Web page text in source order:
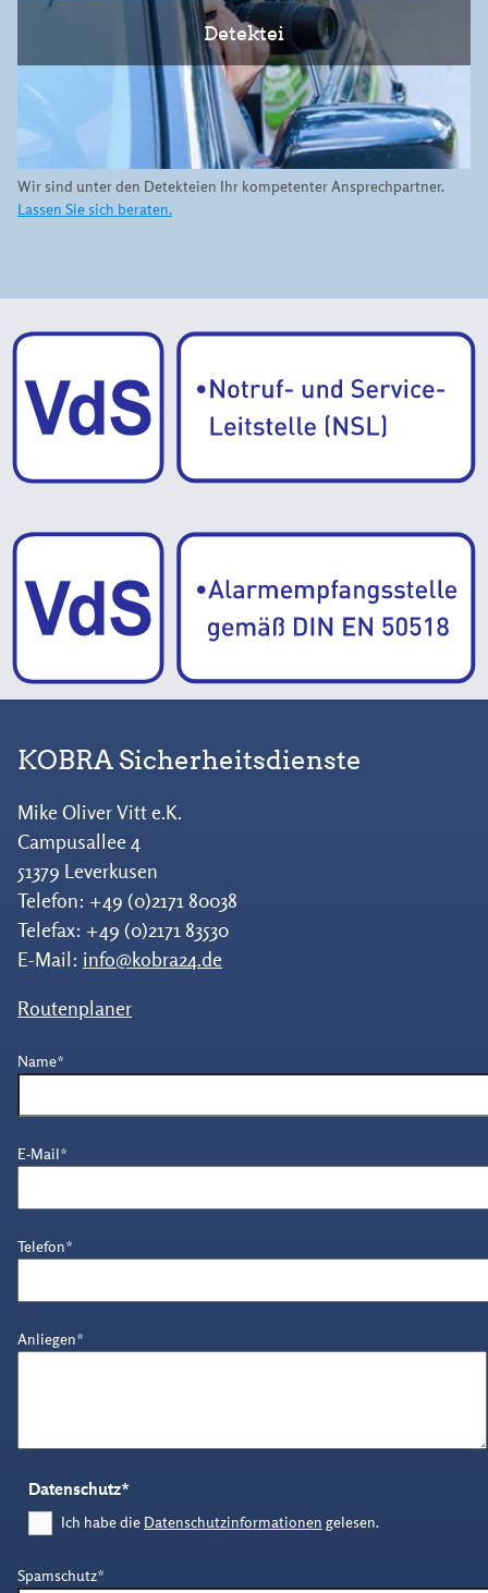
Detektei
Wir sind unter den Detekteien Ihr kompetenter Ansprechpartner.
Lassen Sie sich beraten.
KOBRA Sicherheitsdienste
Mike Oliver Vitt e.K.
Campusallee 4
51379 Leverkusen
Telefon: +49 (0)2171 80038
Telefax: +49 (0)2171 83530
E-Mail: info@kobra24.de
Routenplaner
Pflichtfeld
Name*
Pflichtfeld
E-Mail*
Pflichtfeld
Telefon*
Pflichtfeld
Anliegen*
Pflichtfeld
Datenschutz*
Ich habe die Datenschutzinformationen gelesen.
Pflichtfeld
Spamschutz*